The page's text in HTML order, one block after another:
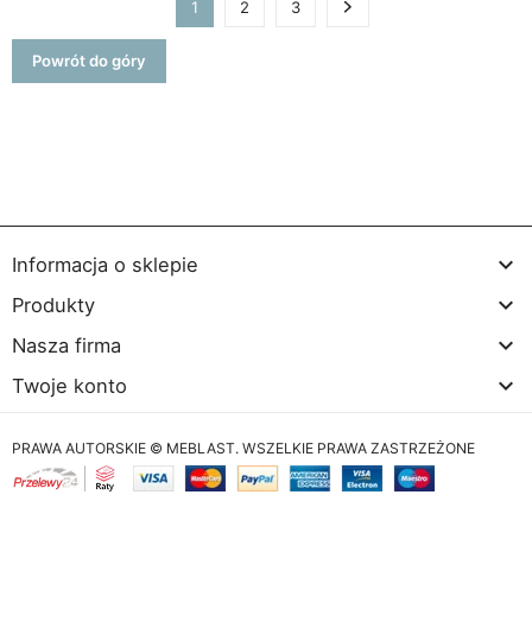
1 2 3 Następny
Powrót do góry
Informacja o sklepie 
Produkty 
Nasza firma 
Twoje konto 
PRAWA AUTORSKIE © MEBLAST. WSZELKIE PRAWA ZASTRZEŻONE